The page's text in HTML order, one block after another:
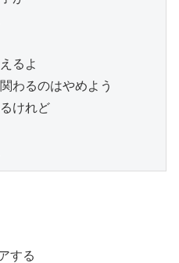
るよ
わるのはやめよう
けれど
する